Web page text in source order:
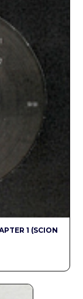
1 (SCION